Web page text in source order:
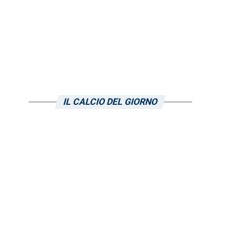
IL CALCIO DEL GIORNO